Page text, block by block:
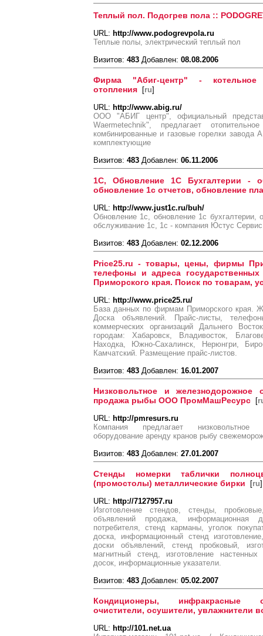
Теплый пол. Подогрев пола ::
URL: http://www.podogrevpola.ru
Теплые полы, электрический теплый пол
Визитов: 483 Добавлен: 08.08.2006
Фирма "Абиг-центр" -
отопления [ru]
URL: http://www.abig.ru/
ООО "АБИГ центр", официальный
Waermetechnik", предлагает
комбинированные и газовые горелки завода
комплектующие
Визитов: 483 Добавлен: 06.11.2006
1С, Обновление 1С Бухгалтерии -
обновление 1с отчетов, обновление
URL: http://www.just1c.ru/buh/
Обновление 1с, обновление 1с бухгалтерии,
обслуживание 1с, 1с - компания Юстус Сервис
Визитов: 483 Добавлен: 02.12.2006
Price25.ru - товары, цены, фирмы
телефоны и адреса
Приморского края. Поиск по товарам,
URL: http://www.price25.ru/
База данных по фирмам Приморского края.
Доска объявлений. Прайс-листы,
коммерческих организаций Дальнего
городам: Хабаровск, Владивосток,
Находка, Южно-Сахалинск, Нерюнгри,
Камчатский. Размещение прайс-листов.
Визитов: 483 Добавлен: 16.01.2007
Низковольтное и железнодорожное
продажа рыбы ООО ПромМашРесурс [
URL: http://pmresurs.ru
Компания предлагает низковольтное
оборудование аренду кранов рыбу
Визитов: 483 Добавлен: 27.01.2007
Стенды номерки таблички
(промостолы) металлические бирки [ru]
URL: http://7127957.ru
Изготовление стендов, стенды,
объявлений продажа, информационная
потребителя, стенд карманы, уголок
доска, информационный стенд
доски объявлений, стенд пробковый,
магнитный стенд, изготовление
досок, информационные указатели.
Визитов: 483 Добавлен: 05.02.2007
Кондиционеры, инфракрасные
очистители, осушители, увлажнители
URL: http://101.net.ua